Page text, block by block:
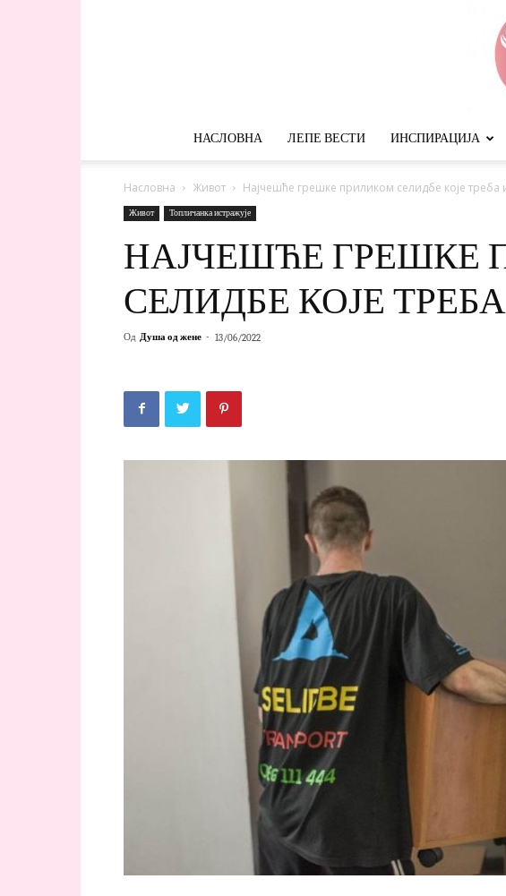
НАСЛОВНА ЛЕПЕ ВЕСТИ ИНСПИРАЦИЈА
Насловна Живот Најчешће грешке приликом селидбе које треба
Живот Топличанка истражује
НАЈЧЕШЋЕ ГРЕШКЕ
СЕЛИДБЕ КОЈЕ
Од Душа од жене - 13/06/2022